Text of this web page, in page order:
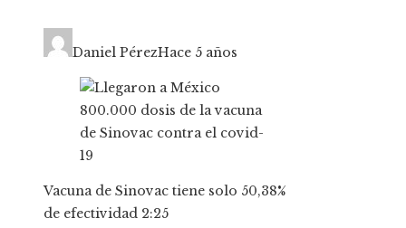
Daniel PérezHace 5 años
Vacuna de Sinovac tiene solo 50,38%
de efectividad 2:25